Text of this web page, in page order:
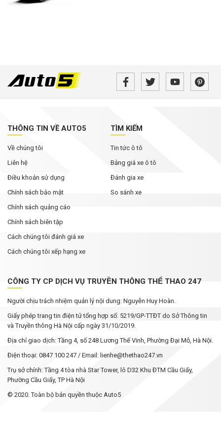
THÔNG TIN VỀ AUTO5
Về chúng tôi
Liên hệ
Điều khoản sử dụng
Chính sách bảo mật
Chính sách quảng cáo
Chính sách biên tập
Cách chúng tôi đánh giá xe
Cách chúng tôi xếp hạng xe
TÌM KIẾM
Tin tức ô tô
Bảng giá xe ô tô
Đánh gia xe
So sánh xe
CÔNG TY CP DỊCH VỤ TRUYỀN THÔNG THỂ THAO 247
Người chịu trách nhiệm quản lý nội dung: Nguyễn Huy Hoàn.
Giấy phép trang tin điện tử tổng hợp số: 5219/GP-TTĐT do Sở Thông tin
và Truyền thông Hà Nội cấp ngày 31/10/2019.
Địa chỉ giao dịch: Tầng 4, số 248 Lương Thế Vinh, Phường Đại Mỗ, Hà Nội.
Điện thoại: 0847 100 247 / Email: lienhe@thethao247.vn
Trụ sở chính: Tầng 4 tòa nhà Star Tower, lô D32 Khu ĐTM Cầu Giấy,
Phường Cầu Giấy, TP Hà Nội
© 2020. Toàn bộ bản quyền thuộc Auto5